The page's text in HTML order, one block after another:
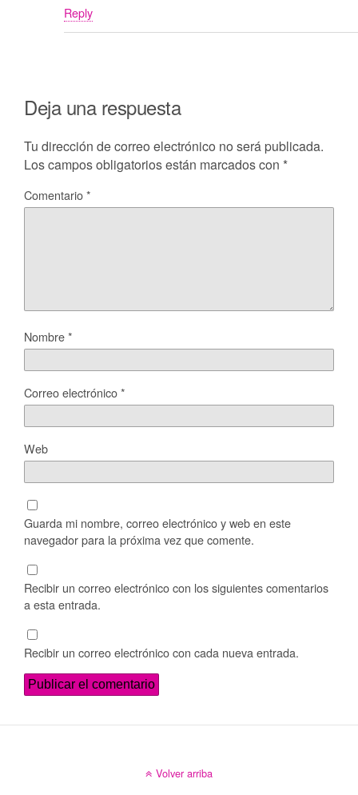
Reply
Deja una respuesta
Tu dirección de correo electrónico no será publicada.
Los campos obligatorios están marcados con *
Comentario*
Nombre*
Correo electrónico*
Web
Guarda mi nombre, correo electrónico y web en este
navegador para la próxima vez que comente.
Recibir un correo electrónico con los siguientes comentarios
a esta entrada.
Recibir un correo electrónico con cada nueva entrada.
Volver arriba